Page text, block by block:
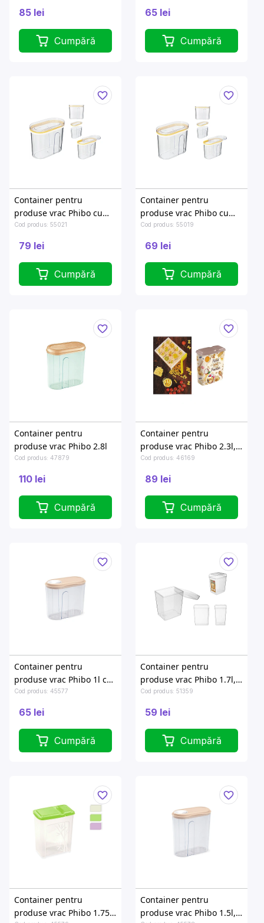
dozator
85 lei
Cumpără
dozator
65 lei
Cumpără
Container pentru
produse vrac Phibo cu
capac glisor 1l, galben
Cod produs: 55021
79 lei
Cumpără
Container pentru
produse vrac Phibo cu
capac glisor 0.75l, galben
Cod produs: 55019
69 lei
Cumpără
Container pentru
produse vrac Phibo 2.8l
Cod produs: 47879
110 lei
Cumpără
Container pentru
produse vrac Phibo 2.3l,
"Good Food"
Cod produs: 46169
89 lei
Cumpără
Container pentru
produse vrac Phibo 1l cu
dozator
Cod produs: 45577
65 lei
Cumpără
Container pentru
produse vrac Phibo 1.7l,
10.8X14.8X18.3cm,
transparent
Cod produs: 51359
59 lei
Cumpără
Container pentru
produse vrac Phibo 1.75l,
Container pentru
produse vrac Phibo 1.5l,